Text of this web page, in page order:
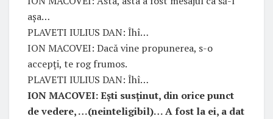
așa…
PLAVETI IULIUS DAN: Îhî…
ION MACOVEI: Dacă vine propunerea, s-o
accepți, te rog frumos.
PLAVETI IULIUS DAN: Îhî…
ION MACOVEI: Ești susținut, din orice punct
de vedere, …(neinteligibil)… A fost la ei, a dat